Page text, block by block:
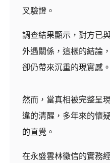
叉驗證。
調查結果顯示，對方已
外遇關係，這樣的結論
卻仍帶來沉重的現實感。
然而，當真相被完整呈
違的清醒，多年來的懷
的直覺。
在永盛雲林徵信的實務